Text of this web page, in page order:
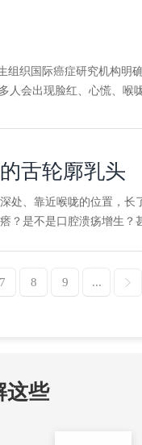
织国际癌症研究机构明
会出现脸红、心慌、
舌轮廓乳头
、靠近喉咙的位置，
是不是口腔溃疡增生
7 8 9 ...
这些